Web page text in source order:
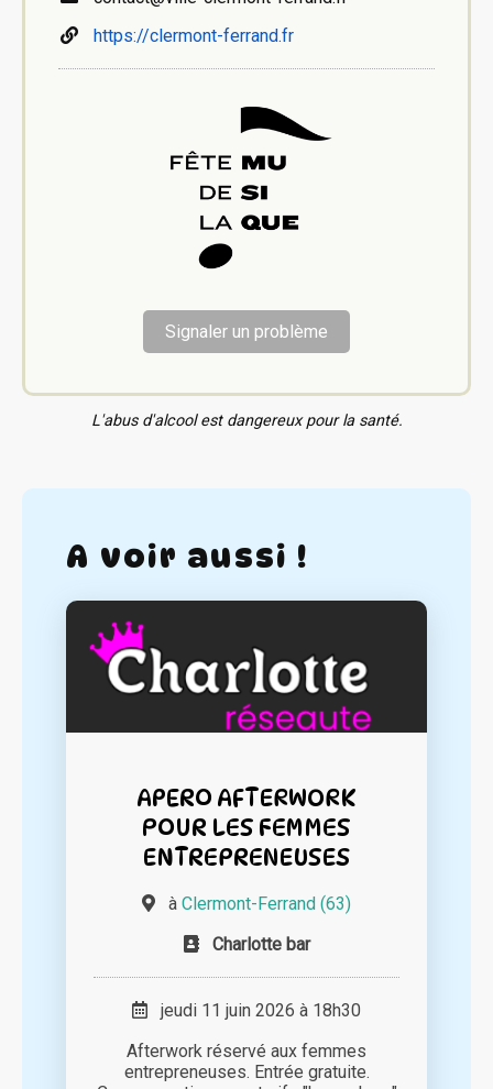
https://clermont-ferrand.fr
Signaler un problème
L'abus d'alcool est dangereux pour la santé.
A voir aussi !
APERO AFTERWORK
POUR LES FEMMES
ENTREPRENEUSES
à Clermont-Ferrand (63)
Charlotte bar
jeudi 11 juin 2026 à 18h30
Afterwork réservé aux femmes
entrepreneuses. Entrée gratuite.